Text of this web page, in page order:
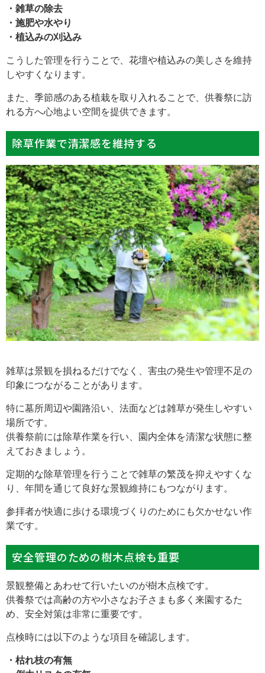
・雑草の除去
・施肥や水やり
・植込みの刈込み
こうした管理を行うことで、花壇や植込みの美しさを維持
しやすくなります。
また、季節感のある植栽を取り入れることで、供養祭に訪
れる方へ心地よい空間を提供できます。
除草作業で清潔感を維持する
雑草は景観を損ねるだけでなく、害虫の発生や管理不足の
印象につながることがあります。
特に墓所周辺や園路沿い、法面などは雑草が発生しやすい
場所です。
供養祭前には除草作業を行い、園内全体を清潔な状態に整
えておきましょう。
定期的な除草管理を行うことで雑草の繁茂を抑えやすくな
り、年間を通じて良好な景観維持にもつながります。
参拝者が快適に歩ける環境づくりのためにも欠かせない作
業です。
安全管理のための樹木点検も重要
景観整備とあわせて行いたいのが樹木点検です。
供養祭では高齢の方や小さなお子さまも多く来園するた
め、安全対策は非常に重要です。
点検時には以下のような項目を確認します。
・枯れ枝の有無